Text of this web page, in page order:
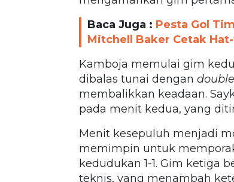
Baca Juga : Pesta Gol
Mitchell Baker Cetak
Kamboja memulai gim
dibalas tunai dengan
membalikkan keadaan.
pada menit kedua, yang
Menit kesepuluh menjadi
memimpin untuk
kedudukan 1-1. Gim ketiga
teknis, yang menambah